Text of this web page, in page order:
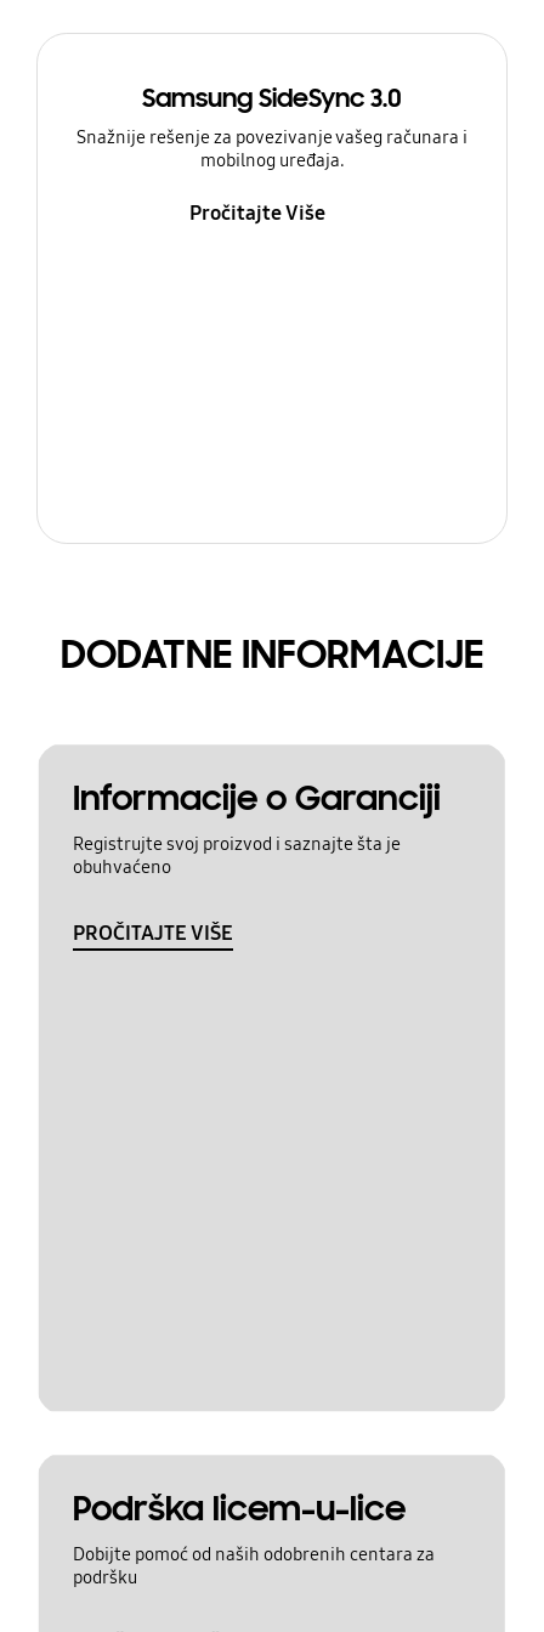
Samsung SideSync 3.0
Snažnije rešenje za povezivanje vašeg računara i
mobilnog uređaja.
Pročitajte Više
DODATNE INFORMACIJE
Informacije o Garanciji
Registrujte svoj proizvod i saznajte šta je
obuhvaćeno
PROČITAJTE VIŠE
Podrška licem-u-lice
Dobijte pomoć od naših odobrenih centara za
podršku